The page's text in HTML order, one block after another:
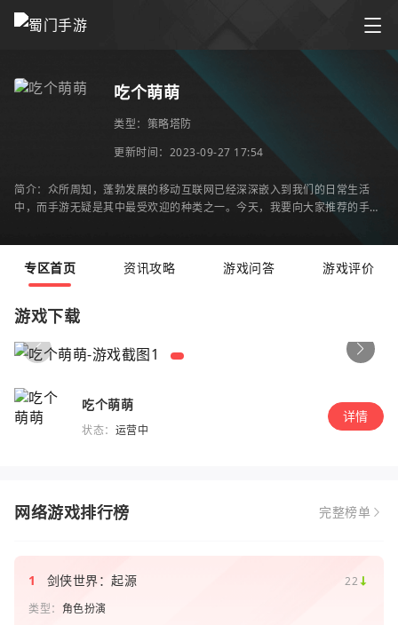
吃个萌萌
类型： 策略塔防
更新时间：2023-09-27 17:54
简介：众所周知，蓬勃发展的移动互联网已经深深嵌入到我们的日常生活
中，而手游无疑是其中最受欢迎的种类之一。今天，我要向大家推荐的手游
专区首页 资讯攻略 游戏问答 游戏评价
游戏下载
吃个萌萌
状态： 运营中
详情
网络游戏排行榜 完整榜单
1 剑侠世界：起源
22
类型： 角色扮演